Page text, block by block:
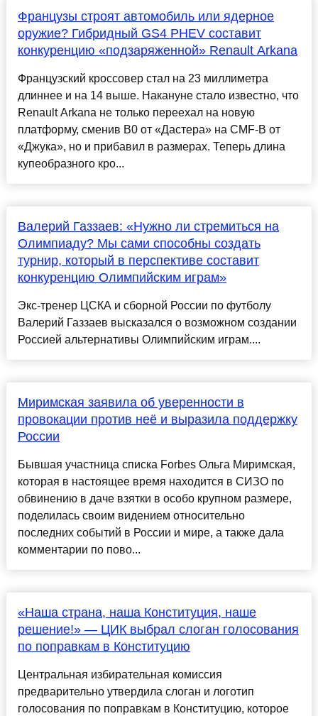
Французы строят автомобиль или ядерное
оружие? Гибридный GS4 PHEV составит
конкуренцию «подзаряженной» Renault Arkana
Французский кроссовер стал на 23 миллиметра
длиннее и на 14 выше. Накануне стало известно, что
Renault Arkana не только переехал на новую
платформу, сменив В0 от «Дастера» на CMF-B от
«Джука», но и прибавил в размерах. Теперь длина
купеобразного кро...
Валерий Газзаев: «Нужно ли стремиться на
Олимпиаду? Мы сами способны создать
турнир, который в перспективе составит
конкуренцию Олимпийским играм»
Экс-тренер ЦСКА и сборной России по футболу
Валерий Газзаев высказался о возможном создании
Россией альтернативы Олимпийским играм....
Миримская заявила об уверенности в
провокации против неё и выразила поддержку
России
Бывшая участница списка Forbes Ольга Миримская,
которая в настоящее время находится в СИЗО по
обвинению в даче взятки в особо крупном размере,
поделилась своим видением относительно
последних событий в России и мире, а также дала
комментарии по пово...
«Наша страна, наша Конституция, наше
решение!» — ЦИК выбрал слоган голосования
по поправкам в Конституцию
Центральная избирательная комиссия
предварительно утвердила слоган и логотип
голосования по поправкам в Конституцию, которое